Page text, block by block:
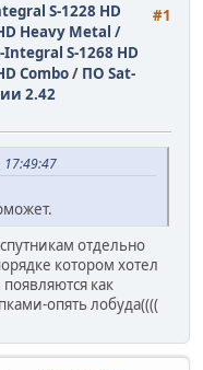
#1
S-1228 HD
Heavy Metal /
S-1268 HD
Combo/ ПО Sat-
2.42
отдельно
котором хотел
как
опять лобуда((((